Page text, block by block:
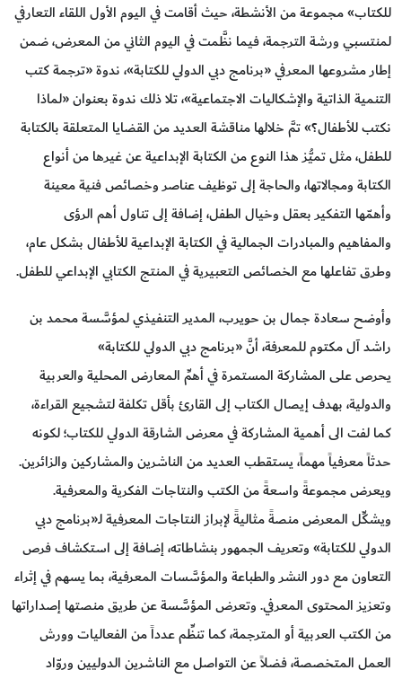
للكتاب» مجموعة من الأنشطة، حيث أقامت في اليوم الأول اللقاء التعارفي
لمنتسبي ورشة الترجمة، فيما نظَّمت في اليوم الثاني من المعرض، ضمن
إطار مشروعها المعرفي «برنامج دبي الدولي للكتابة»، ندوة «ترجمة كتب
التنمية الذاتية والإشكاليات الاجتماعية»، تلا ذلك ندوة بعنوان «لماذا
نكتب للأطفال؟» تمَّ خلالها مناقشة العديد من القضايا المتعلقة بالكتابة
للطفل، مثل تميُّز هذا النوع من الكتابة الإبداعية عن غيرها من أنواع
الكتابة ومجالاتها، والحاجة إلى توظيف عناصر وخصائص فنية معينة
وأهمّها التفكير بعقل وخيال الطفل، إضافة إلى تناول أهم الرؤى
والمفاهيم والمبادرات الجمالية في الكتابة الإبداعية للأطفال بشكل عام،
وطرق تفاعلها مع الخصائص التعبيرية في المنتج الكتابي الإبداعي للطفل.
وأوضح سعادة جمال بن حويرب، المدير التنفيذي لمؤسَّسة محمد بن
راشد آل مكتوم للمعرفة، أنَّ «برنامج دبي الدولي للكتابة»
يحرص على المشاركة المستمرة في أهمِّ المعارض المحلية والعربية
والدولية، بهدف إيصال الكتاب إلى القارئ بأقل تكلفة لتشجيع القراءة،
كما لفت الى أهمية المشاركة في معرض الشارقة الدولي للكتاب؛ لكونه
حدثاً معرفياً مهماً، يستقطب العديد من الناشرين والمشاركين والزائرين.
ويعرض مجموعةً واسعةً من الكتب والنتاجات الفكرية والمعرفية.
ويشكِّل المعرض منصةً مثاليةً لإبراز النتاجات المعرفية لـ«برنامج دبي
الدولي للكتابة» وتعريف الجمهور بنشاطاته، إضافة إلى استكشاف فرص
التعاون مع دور النشر والطباعة والمؤسَّسات المعرفية، بما يسهم في إثراء
وتعزيز المحتوى المعرفي. وتعرض المؤسَّسة عن طريق منصتها إصداراتها
من الكتب العربية أو المترجمة، كما تنظِّم عدداً من الفعاليات وورش
العمل المتخصصة، فضلاً عن التواصل مع الناشرين الدوليين وروّاد